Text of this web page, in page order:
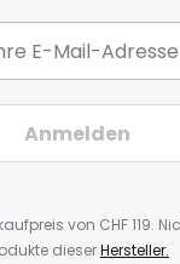
Anmelden
von CHF 119.
dieserHersteller.